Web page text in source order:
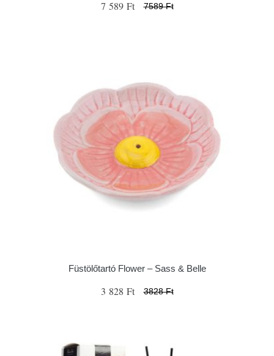
7 589 Ft 7589 Ft
Füstölőtartó Flower – Sass & Belle
3 828 Ft 3828 Ft